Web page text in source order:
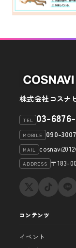
株式会社コスナ
TEL 03-
MOBILE 090-
MAIL
ADDRESS 〒183-
コンテンツ
イベント